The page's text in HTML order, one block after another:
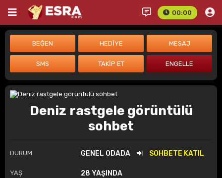
00:00
Deniz rastgele görüntülü
sohbet
DURUM GENEL ODADA SOHBETE KATIL
YAŞ 28 YAŞINDA